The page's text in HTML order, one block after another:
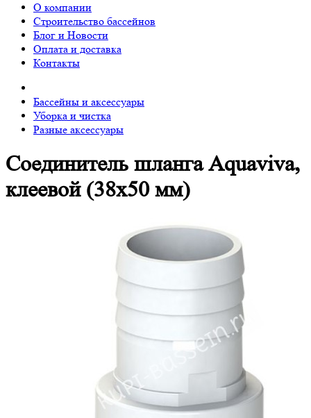
О компании
Строительство бассейнов
Блог и Новости
Оплата и доставка
Контакты
Бассейны и аксессуары
Уборка и чистка
Разные аксессуары
Соединитель шланга Aquaviva,
клеевой (38х50 мм)